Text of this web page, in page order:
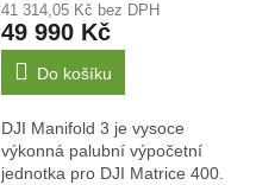
41 314,05 Kč bez DPH
49 990 Kč
Do košíku
DJI Manifold 3 je vysoce
výkonná palubní výpočetní
jednotka pro DJI Matrice 400.